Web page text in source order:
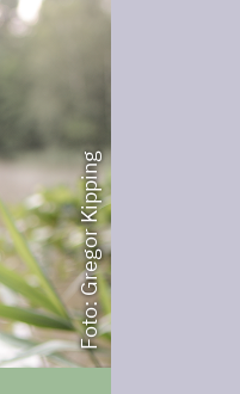
Foto: Gregor Kipping